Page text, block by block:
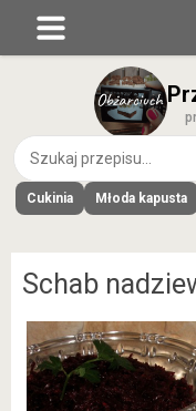
Cukinia Młoda kapusta
Schab